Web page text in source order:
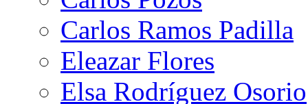
Carlos Ramos Padilla
Eleazar Flores
Elsa Rodríguez Osorio